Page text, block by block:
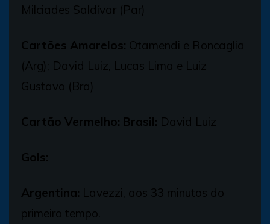
Milciades Saldívar (Par)
Cartões Amarelos: Otamendi e Roncaglia
(Arg); David Luiz, Lucas Lima e Luiz
Gustavo (Bra)
Cartão Vermelho: Brasil: David Luiz
Gols:
Argentina: Lavezzi, aos 33 minutos do
primeiro tempo.